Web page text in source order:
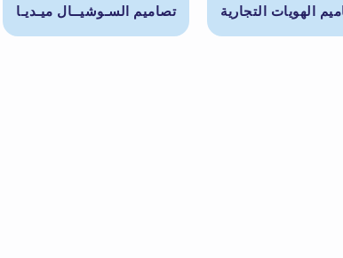
الهويات التجارية تصاميم السـوشيــال ميـديـا